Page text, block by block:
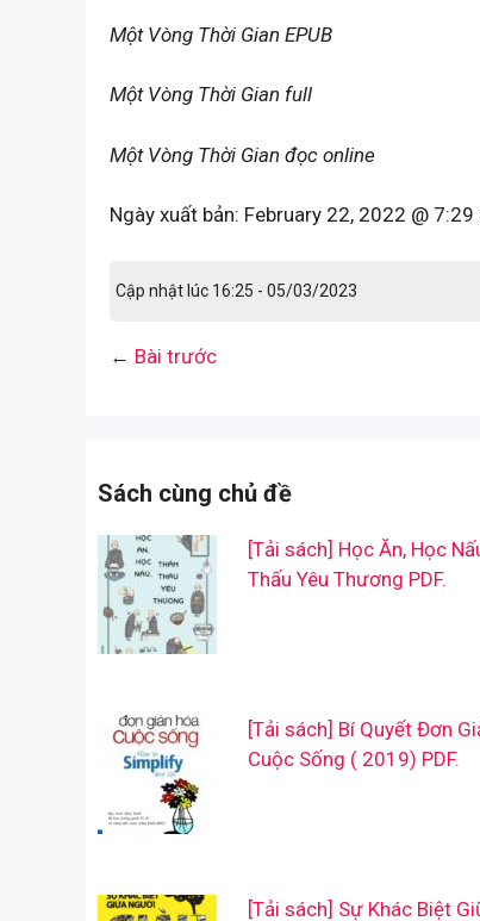
Một Vòng Thời Gian EPUB
Một Vòng Thời Gian full
Một Vòng Thời Gian đọc online
Ngày xuất bản: February 22, 2022 @ 7:29
Cập nhật lúc 16:25 - 05/03/2023
← Bài trước
Sách cùng chủ đề
[Tải sách] Học Ăn, Học
Thấu Yêu Thương PDF.
[Tải sách] Bí Quyết Đơn
Cuộc Sống ( 2019) PDF.
[Tải sách] Sự Khác Biệt